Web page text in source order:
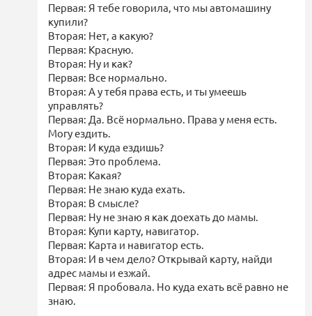
Первая: Я тебе говорила, что мы автомашину
купили?
Вторая: Нет, а какую?
Первая: Красную.
Вторая: Ну и как?
Первая: Все нормально.
Вторая: А у тебя права есть, и ты умеешь
управлять?
Первая: Да. Всё нормально. Права у меня есть.
Могу ездить.
Вторая: И куда ездишь?
Первая: Это проблема.
Вторая: Какая?
Первая: Не знаю куда ехать.
Вторая: В смысле?
Первая: Ну не знаю я как доехать до мамы.
Вторая: Купи карту, навигатор.
Первая: Карта и навигатор есть.
Вторая: И в чем дело? Открывай карту, найди
адрес мамы и езжай.
Первая: Я пробовала. Но куда ехать всё равно не
знаю.